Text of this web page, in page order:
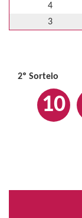
4
3
2º Sorteio
10